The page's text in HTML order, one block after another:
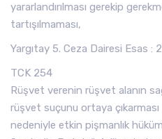
yararlandırılması gerekip
tartışılmaması,
Yargıtay 5. Ceza Dairesi Esas
TCK 254
Rüşvet verenin rüşvet alanın
rüşvet suçunu ortaya
nedeniyle etkin pişmanlık